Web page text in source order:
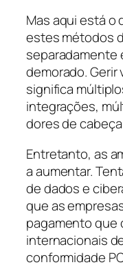
Mas aqui está o
estes métodos
separadamente
demorado.
significa
integrações,
dores de
Entretanto, as
a aumentar.
de dados e
que as
pagamento que
internacionais
conformidade